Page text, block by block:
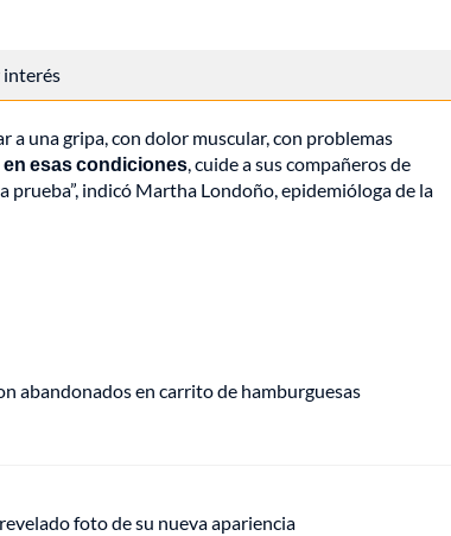
interés
una gripa, con dolor muscular, con problemas
en esas condiciones, cuide a sus compañeros de
prueba”, indicó Martha Londoño, epidemióloga de la
abandonados en carrito de hamburguesas
foto de su nueva apariencia